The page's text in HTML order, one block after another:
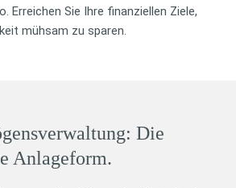
Erreichen Sie Ihre finanziellen Ziele,
mühsam zu sparen.
Die
Anlageform.